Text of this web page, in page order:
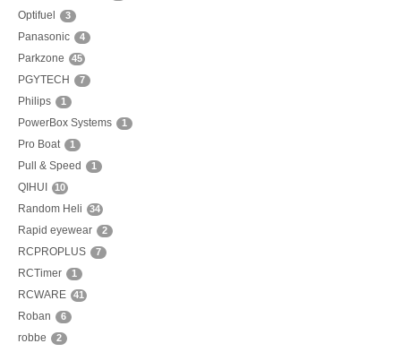
Optifuel 3
Panasonic 4
Parkzone 45
PGYTECH 7
Philips 1
PowerBox Systems 1
Pro Boat 1
Pull & Speed 1
QIHUI 10
Random Heli 34
Rapid eyewear 2
RCPROPLUS 7
RCTimer 1
RCWARE 41
Roban 6
robbe 2